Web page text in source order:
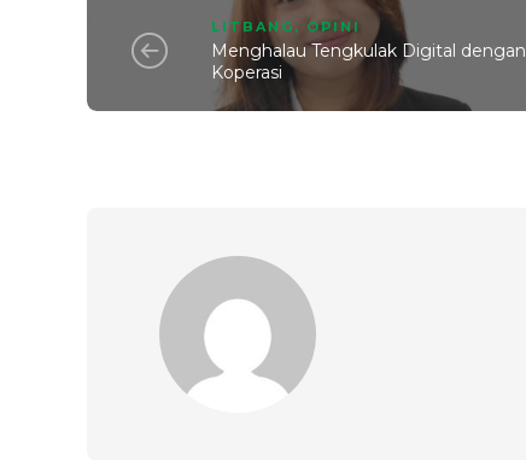
LITBANG , OPINI
Menghalau Tengkulak Digital dengan
Koperasi